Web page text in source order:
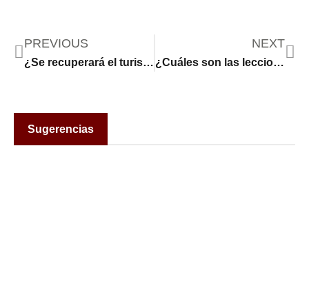
PREVIOUS
¿Se recuperará el turismo internacional en EE.UU. con la Copa Mundial 2026?
NEXT
¿Cuáles son las lecciones que deja la violencia en torno a los centros de detención migratoria de ICE?
Sugerencias